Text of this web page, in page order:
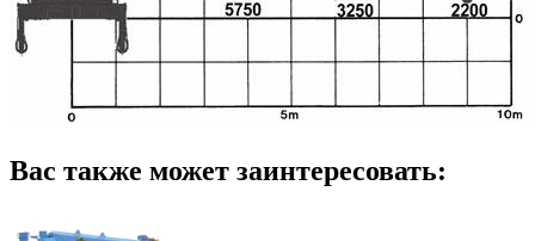
Вас также может заинтересовать: